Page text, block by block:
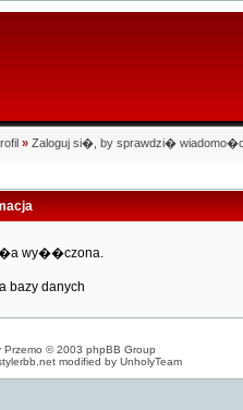
» Zaloguj si�, by sprawdzi�
wy��czona.
bazy danych
Przemo © 2003 phpBB Group
modified by UnholyTeam